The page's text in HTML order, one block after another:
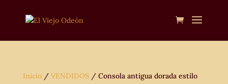
Inicio/ VENDIDOS/ Consola antigua dorada estilo